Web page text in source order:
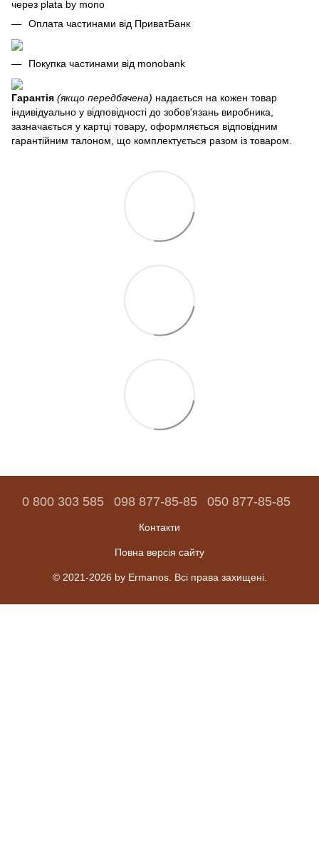
Оплата частинами від ПриватБанк
Покупка частинами від monobank
Гарантія (якщо передбачена) надається на кожен товар
індивідуально у відповідності до зобов'язань виробника,
зазначається у картці товару, оформляється відповідним
гарантійним талоном, що комплектується разом із товаром.
0 800 303 585 098 877-85-85 050 877-85-85
Контакти
Повна версія сайту
© 2021-2026 by Ermanos. Всі права захищені.